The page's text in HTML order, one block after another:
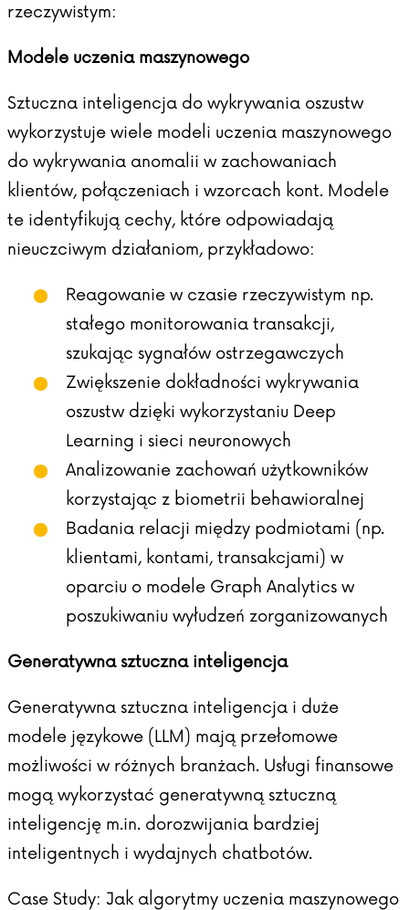
rzeczywistym:
Modele uczenia maszynowego
Sztuczna inteligencja do wykrywania oszustw
wykorzystuje wiele modeli uczenia maszynowego
do wykrywania anomalii w zachowaniach
klientów, połączeniach i wzorcach kont. Modele
te identyfikują cechy, które odpowiadają
nieuczciwym działaniom, przykładowo:
Reagowanie w czasie rzeczywistym np.
stałego monitorowania transakcji,
szukając sygnałów ostrzegawczych
Zwiększenie dokładności wykrywania
oszustw dzięki wykorzystaniu Deep
Learning i sieci neuronowych
Analizowanie zachowań użytkowników
korzystając z biometrii behawioralnej
Badania relacji między podmiotami (np.
klientami, kontami, transakcjami) w
oparciu o modele Graph Analytics w
poszukiwaniu wyłudzeń zorganizowanych
Generatywna sztuczna inteligencja
Generatywna sztuczna inteligencja i duże
modele językowe (LLM) mają przełomowe
możliwości w różnych branżach. Usługi finansowe
mogą wykorzystać generatywną sztuczną
inteligencję m.in. dorozwijania bardziej
inteligentnych i wydajnych chatbotów.
Case Study: Jak algorytmy uczenia maszynowego